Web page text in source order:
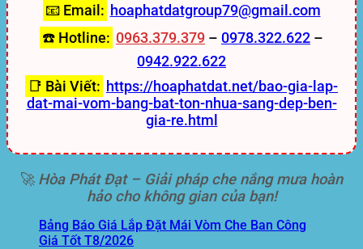
📧 Email: hoaphatdatgroup79@gmail.com
☎️ Hotline: 0963.379.379 – 0978.322.622 –
0942.922.622
📑 Bài Viết: https://hoaphatdat.net/bao-gia-lap-
dat-mai-vom-bang-bat-ton-nhua-sang-dep-ben-
gia-re.html
🚀Hòa Phát Đạt – Giải pháp che nắng mưa hoàn
hảo cho không gian của bạn!
Bảng Báo Giá Lắp Đặt Mái Vòm Che Ban Công
Giá Tốt T8/2026